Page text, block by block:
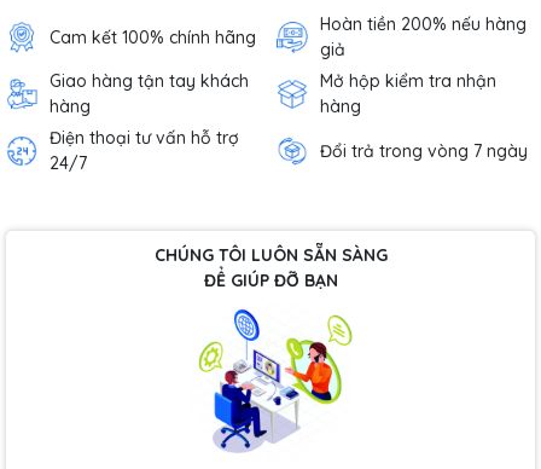
Cam kết 100% chính hãng
Hoàn tiền 200% nếu hàng
giả
Giao hàng tận tay khách
hàng
Mở hộp kiểm tra nhận
hàng
Điện thoại tư vấn hỗ trợ
24/7
Đổi trả trong vòng 7 ngày
CHÚNG TÔI LUÔN SẴN SÀNG
ĐỂ GIÚP ĐỠ BẠN